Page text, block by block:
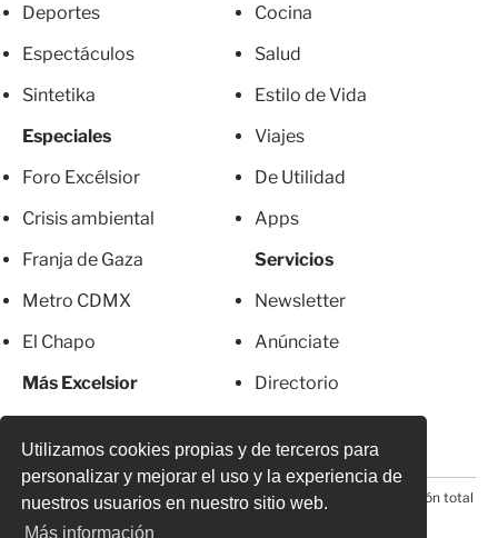
Utilizamos cookies propias y de terceros para
personalizar y mejorar el uso y la experiencia de
nuestros usuarios en nuestro sitio web.
Más información
Deportes
Espectáculos
Sintetika
Especiales
Foro Excélsior
Crisis ambiental
Franja de Gaza
Metro CDMX
El Chapo
Más Excelsior
Cocina
Salud
Estilo de Vida
Viajes
De Utilidad
Apps
Servicios
Newsletter
Anúnciate
Directorio
© 2026 Todos los derechos reservados. Prohibida la reproducción total
o parcial, incluyendo cualquier medio electrónico*